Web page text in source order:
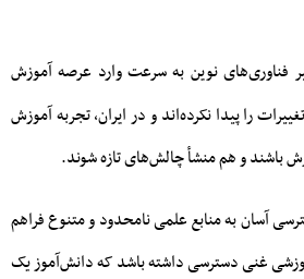
فناوری‌های نوین به سرعت وارد عرصه آموزش
را پیدا نکرده‌اند و در ایران، تجربه آموزش
باشند و هم منشأ چالش‌های تازه شوند.
آسان به منابع علمی نامحدود و متنوع فراهم
غنی دسترسی داشته باشد که دانش‌آموز یک